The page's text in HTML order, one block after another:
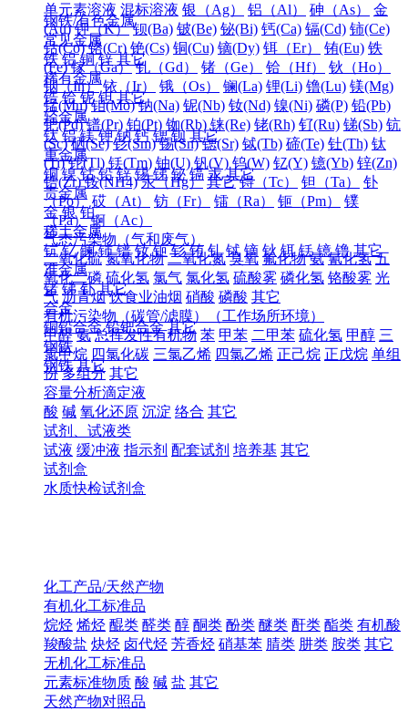
单元素溶液 混标溶液 银（Ag） 铝（Al） 砷（As）
金
(Au) 钾（K） 钡(Ba) 铍(Be) 铋(Bi) 钙(Ca) 镉(Cd) 铈(Ce)
钴(Co) 铬(Cr) 铯(Cs) 铜(Cu) 镝(Dy) 铒（Er） 铕(Eu) 铁
(Fe) 镓（Ga） 钆（Gd） 锗（Ge） 铪（Hf）
钬（Ho）
铟（In） 铱（Ir） 锇（Os） 镧(La) 锂(Li) 镥(Lu) 镁(Mg)
锰(Mn) 钼(Mo) 钠(Na) 铌(Nb) 钕(Nd) 镍(Ni) 磷(P) 铅(Pb)
钯(Pd) 镨(Pr) 铂(Pt) 铷(Rb) 铼(Re) 铑(Rh) 钌(Ru) 锑(Sb) 钪
(Sc) 硒(Se) 钐(Sm) 锡(Sn) 锶(Sr) 铽(Tb) 碲(Te) 钍(Th) 钛
(Ti) 铊(Tl) 铥(Tm) 铀(U) 钒(V) 钨(W) 钇(Y) 镱(Yb) 锌(Zn)
锆(Zr) 铵(NH4) 汞（Hg） 其它 锝（Tc） 钽（Ta）
钋
（Po） 砹（At） 钫（Fr） 镭（Ra） 钷（Pm）
镤
（Pa） 锕（Ac）
气态污染物（气和废气）
二氧化硫 氮氧化物 二氧化氮 臭氧 氟化物 氨 氰化氢 五
氧化二磷 硫化氢 氯气 氯化氢 硫酸雾 磷化氢 铬酸雾 光
气 沥青烟 饮食业油烟 硝酸 磷酸 其它
有机污染物（碳管/滤膜）（工作场所环境）
甲醛 氨 总挥发性有机物 苯 甲苯 二甲苯 硫化氢 甲醇 三
氯甲烷 四氯化碳 三氯乙烯 四氯乙烯 正己烷 正戊烷 单组
份 多组分 其它
容量分析滴定液
酸 碱 氧化还原 沉淀 络合 其它
试剂、试液类
试液 缓冲液 指示剂 配套试剂 培养基 其它
试剂盒
水质快检试剂盒
钢铁/有色金属
常见金属
铁 铝 铜 锌 其它
稀有金属
锆 铪 铌 钽 其它
轻金属
钛 铝 镁 钾 钠 钙 锶 钡 其它
重金属
铜 镍 钴 铅 锌 锡 锑 铋 镉 汞 其它
贵金属
金 银 铂
稀土金属
钪 钇 镧 铈 镨 钕 钷 钐 铕 钆 铽 镝 钬 铒 铥 镱 镥 其它
准金属
锗 锑 钋 其它
合金
铜铅合金 铅钯合金 其它
钢铁
钢铁 其它
化工产品/天然产物
有机化工标准品
烷烃 烯烃 醌类 醛类 醇 酮类 酚类 醚类 酐类 酯类 有机酸
羧酸盐 炔烃 卤代烃 芳香烃 硝基苯 腈类 肼类 胺类 其它
无机化工标准品
元素标准物质 酸 碱 盐 其它
天然产物对照品